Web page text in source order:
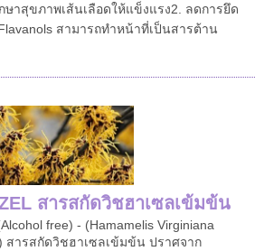
ษาสุขภาพเส้นเลือดให้แข็งแรง2. ลดการยึด
สามารถทำหน้าที่เป็นสารต้าน
สารสกัดวิชฮาเซลเข้มข้น
free) - (Hamamelis Virginiana
สารสกัดวิชฮาเซลเข้มข้น ปราศจาก